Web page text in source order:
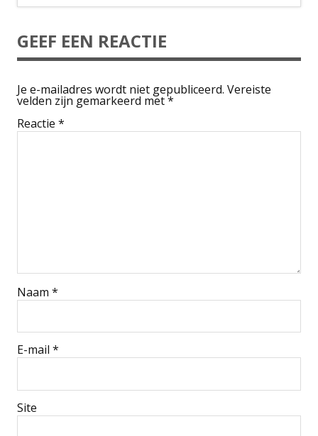
GEEF EEN REACTIE
Je e-mailadres wordt niet gepubliceerd. Vereiste
velden zijn gemarkeerd met*
Reactie *
Naam *
E-mail *
Site